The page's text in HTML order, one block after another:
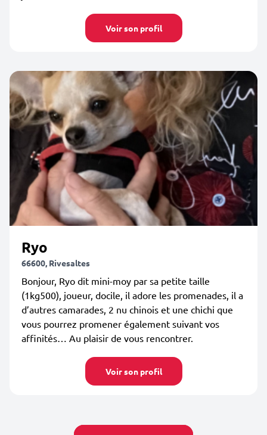
Voir son profil
Ryo
66600, Rivesaltes
Bonjour, Ryo dit mini-moy par sa petite taille
(1kg500), joueur, docile, il adore les promenades, il a
d’autres camarades, 2 nu chinois et une chichi que
vous pourrez promener également suivant vos
affinités… Au plaisir de vous rencontrer.
Voir son profil